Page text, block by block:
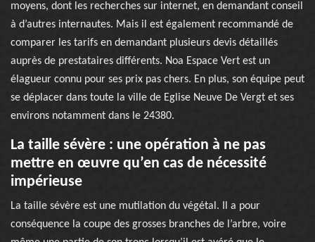
moyens, dont les recherches sur internet, en demandant conseil
à d’autres internautes. Mais il est également recommandé de
comparer les tarifs en demandant plusieurs devis détaillés
auprès de prestataires différents. Noa Espace Vert est un
élagueur connu pour ses prix pas chers. En plus, son équipe peut
se déplacer dans toute la ville de Eglise Neuve De Vergt et ses
environs notamment dans le 24380.
La taille sévère : une opération à ne pas
mettre en œuvre qu’en cas de nécessité
impérieuse
La taille sévère est une mutilation du végétal. Il a pour
conséquence la coupe des grosses branches de l’arbre, voire